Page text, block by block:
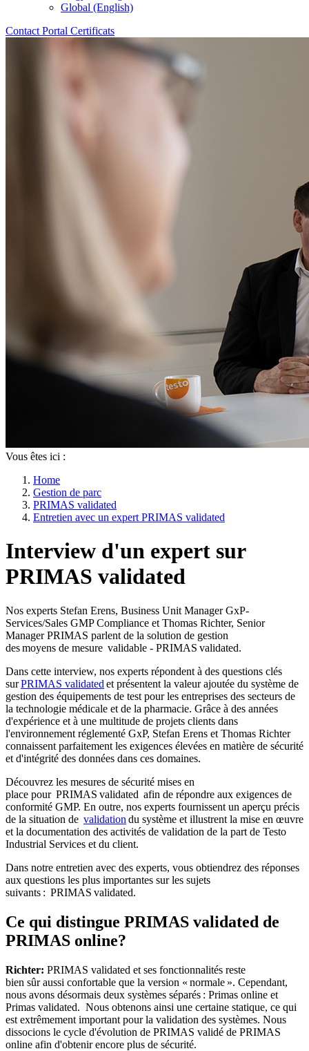
Global (English)
Contact Portal Certificats
Vous êtes ici :
Home
Gestion de parc
PRIMAS validated
Entretien avec un expert PRIMAS validated
Interview d'un expert sur
PRIMAS validated
Nos experts Stefan Erens, Business Unit Manager GxP-
Services/Sales GMP Compliance et Thomas Richter, Senior
Manager PRIMAS parlent de la solution de gestion
des moyens de mesure validable - PRIMAS validated.
Dans cette interview, nos experts répondent à des questions clés
surPRIMAS validated et présentent la valeur ajoutée du système de
gestion des équipements de test pour les entreprises des secteurs de
la technologie médicale et de la pharmacie. Grâce à des années
d'expérience et à une multitude de projets clients dans
l'environnement réglementé GxP, Stefan Erens et Thomas Richter
connaissent parfaitement les exigences élevées en matière de sécurité
et d'intégrité des données dans ces domaines.
Découvrez les mesures de sécurité mises en
place pour PRIMAS validated afin de répondre aux exigences de
conformité GMP. En outre, nos experts fournissent un aperçu précis
de la situation de validation du système et illustrent la mise en œuvre
et la documentation des activités de validation de la part de Testo
Industrial Services et du client.
Dans notre entretien avec des experts, vous obtiendrez des réponses
aux questions les plus importantes sur les sujets
suivants : PRIMAS validated.
Ce qui distingue PRIMAS validated de
PRIMAS online?
Richter: PRIMAS validated et ses fonctionnalités reste
bien sûr aussi confortable que la version « normale ». Cependant,
nous avons désormais deux systèmes séparés : Primas online et
Primas validated. Nous obtenons ainsi une certaine statique, ce qui
est extrêmement important pour la validation des systèmes. Nous
dissocions le cycle d'évolution de PRIMAS validé de PRIMAS
online afin d'obtenir encore plus de sécurité.